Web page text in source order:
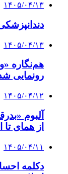
۱۴۰۵/۰۴/۱۳
۱۴۰۵/۰۴/۱۳
هم‌نگاره
رونمایی
۱۴۰۵/۰۴/۱۲
از همای تا
۱۴۰۵/۰۴/۱۱
دکلمه‌